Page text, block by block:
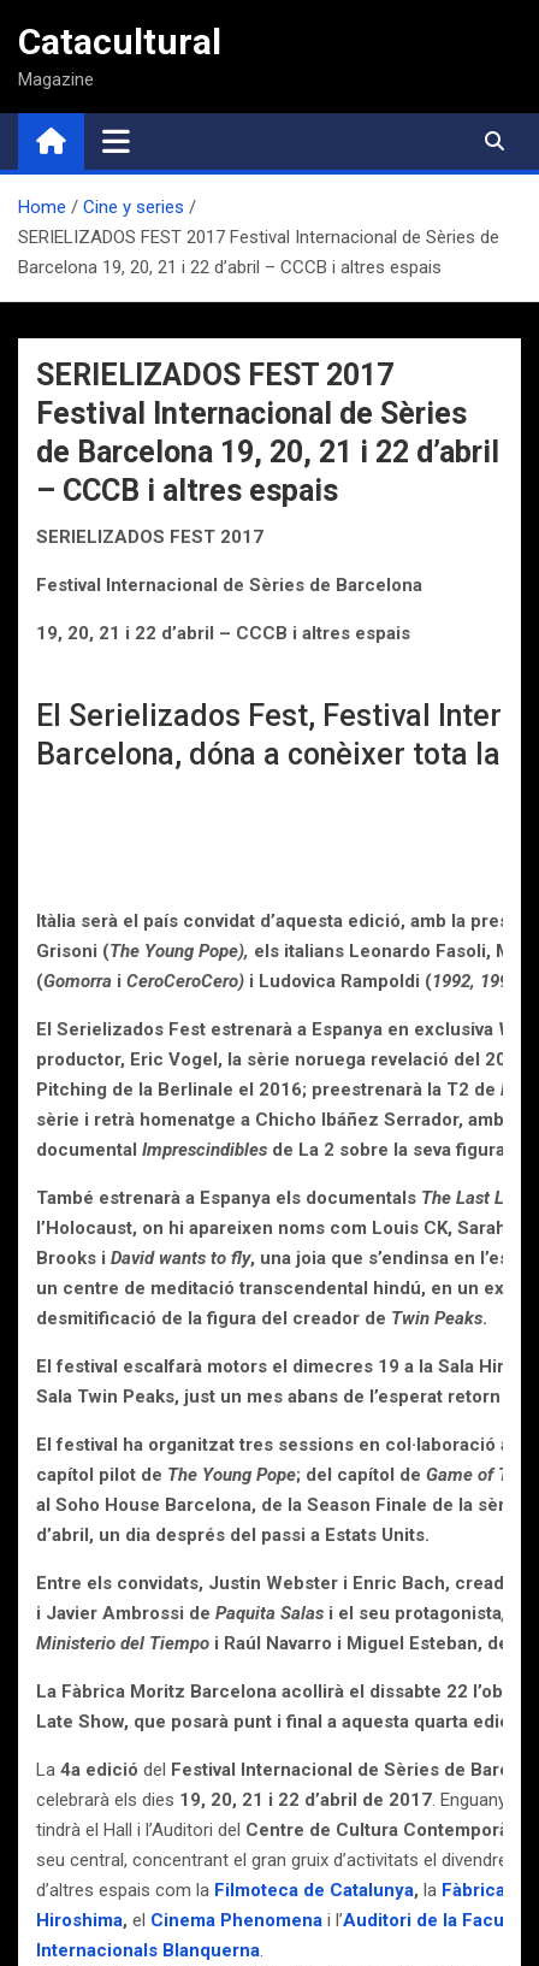
contenido
Catacultural
Magazine
Home
Cine y series
SERIELIZADOS FEST 2017 Festival Internacional de Sèries de
Barcelona 19, 20, 21 i 22 d’abril – CCCB i altres espais
SERIELIZADOS FEST 2017
Festival Internacional de Sèries
de Barcelona 19, 20, 21 i 22 d’abril
– CCCB i altres espais
SERIELIZADOS FEST 2017
Festival Internacional de Sèries de Barcelona
19, 20, 21 i 22 d’abril – CCCB i altres espais
El Serielizados Fest, Festival
Barcelona, dóna a conèixer tota la
Itàlia serà el país convidat d’aquesta edició, amb la
Grisoni (The Young Pope), els italians Leonardo Fasoli,
(Gomorra i CeroCeroCero) i Ludovica Rampoldi (1992, 1993
El Serielizados Fest estrenarà a Espanya en exclusiva
productor, Eric Vogel, la sèrie noruega revelació del 2017
Pitching de la Berlinale el 2016; preestrenarà la T2 de Nit i
sèrie i retrà homenatge a Chicho Ibáñez Serrador, amb
documental Imprescindibles de La 2 sobre la seva figura.
També estrenarà a Espanya els documentals The Last
l’Holocaust, on hi apareixen noms com Louis CK, Sarah
Brooks i David wants to fly, una joia que s’endinsa en
un centre de meditació transcendental hindú, en un
desmitificació de la figura del creador de Twin Peaks.
El festival escalfarà motors el dimecres 19 a la Sala
Sala Twin Peaks, just un mes abans de l’esperat retorn de
El festival ha organitzat tres sessions en col·laboració
capítol pilot de The Young Pope; del capítol de Game of
al Soho House Barcelona, de la Season Finale de la sèrie
d’abril, un dia després del passi a Estats Units.
Entre els convidats, Justin Webster i Enric Bach,
i Javier Ambrossi de Paquita Salas i el seu protagonista,
Ministerio del Tiempo i Raúl Navarro i Miguel Esteban, de
La Fàbrica Moritz Barcelona acollirà el dissabte 22 l’obra
Late Show, que posarà punt i final a aquesta quarta edició.
La 4a edició del Festival Internacional de Sèries de
celebrarà els dies 19, 20, 21 i 22 d’abril de 2017. Enguany el
tindrà el Hall i l’Auditori del Centre de Cultura
seu central, concentrant el gran gruix d’activitats el divendres
d’altres espais com la Filmoteca de Catalunya, la Fàbrica
Hiroshima, el Cinema Phenomena i l’Auditori de la Facultat
Internacionals Blanquerna.